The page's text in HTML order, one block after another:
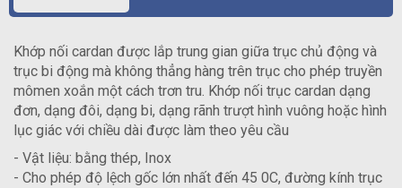
Khớp nối cardan được lắp trung gian giữa trục chủ động và
trục bi động mà không thẳng hàng trên trục cho phép truyền
mômen xoắn một cách trơn tru. Khớp nối trục cardan dạng
đơn, dạng đôi, dạng bi, dạng rãnh trượt hình vuông hoặc hình
lục giác với chiều dài được làm theo yêu cầu
- Vật liệu: bằng thép, Inox
- Cho phép độ lệch gốc lớn nhất đến 45 0C, đường kính trục